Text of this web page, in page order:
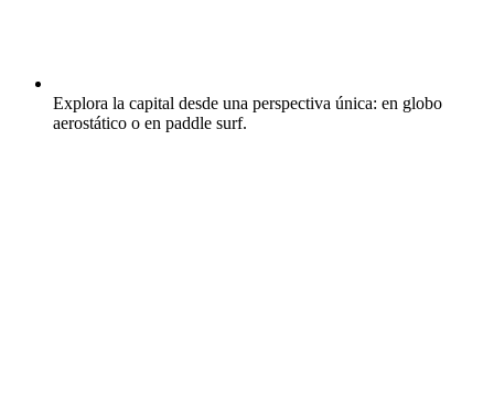
Explora la capital desde una perspectiva única: en globo
aerostático o en paddle surf.